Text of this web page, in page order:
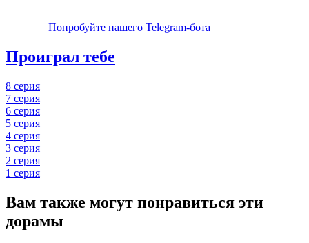
Попробуйте нашего Telegram-бота
Проиграл тебе
8 серия
7 серия
6 серия
5 серия
4 серия
3 серия
2 серия
1 серия
Вам также могут понравиться эти
дорамы